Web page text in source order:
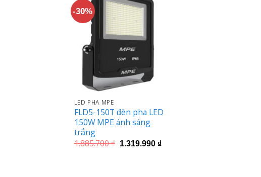
-30%
LED PHA MPE
FLD5-150T đèn pha LED
150W MPE ánh sáng
trắng
1.885.700₫ Giá
gốc
1.319.990 ₫Giá